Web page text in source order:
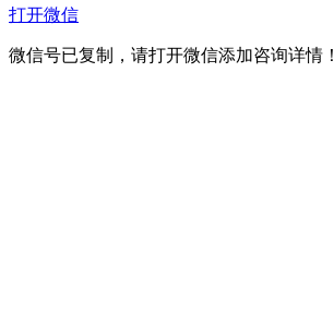
打开微信
微信号已复制，请打开微信添加咨询详情！